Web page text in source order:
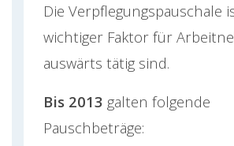
Die Verpflegungspauschale
wichtiger Faktor für
auswärts tätig sind.
Bis 2013 galten folgende
Pauschbeträge: